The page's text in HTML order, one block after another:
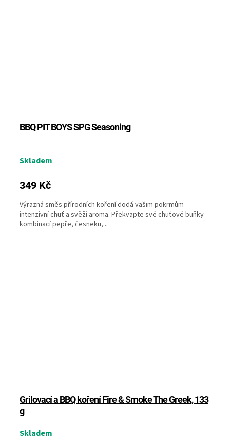
BBQ PIT BOYS SPG Seasoning
Skladem
349 Kč
Výrazná směs přírodních koření dodá vašim pokrmům
intenzivní chuť a svěží aroma. Překvapte své chuťové buňky
kombinací pepře, česneku,...
Grilovací a BBQ koření Fire & Smoke The Greek, 133
g
Skladem